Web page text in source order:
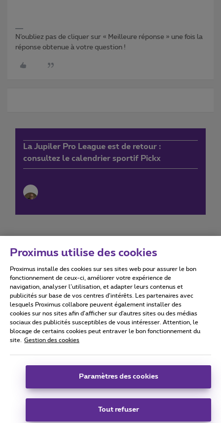
N’oubliez pas de cliquer sur « Meilleure réponse » une fois la
réponse obtenue à votre question !
La Jupiler Pro League est de retour :
consultez le calendrier sportif Pickx
Conditions d'utilisation Accessibility statement
Tous droits réservés. © 2026
Conditions générales, info consommateur
Coordonnées de l’entreprise
Boulevard du Roi Albert II 27 - B-1030 Bruxelles.
Proximus utilise des cookies
Proximus installe des cookies sur ses sites web pour assurer le bon
fonctionnement de ceux-ci, améliorer votre expérience de
navigation, analyser l’utilisation, et adapter leurs contenus et
publicités sur base de vos centres d’intérêts. Les partenaires avec
lesquels Proximus collabore peuvent également installer des
cookies sur nos sites afin d’afficher sur d'autres sites ou des médias
sociaux des publicités susceptibles de vous intéresser. Attention, le
blocage de certains cookies peut entraver le bon fonctionnement du
site.
Gestion des cookies
Paramètres des cookies
Tout refuser